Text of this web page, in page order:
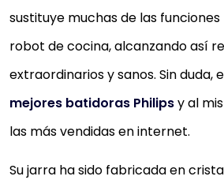
PHILIPS HR2543/00
PROMIX CON VASO Y
ACCESORIOS INCLUIDOS
COMPACTA,
Potente motor de 700 W para
sustituye muchas de las
robot de cocina, alcanzando así
extraordinarios y sanos. Sin duda,
mejores batidoras Philipsy al
las más vendidas en internet.
Su jarra ha sido fabricada en